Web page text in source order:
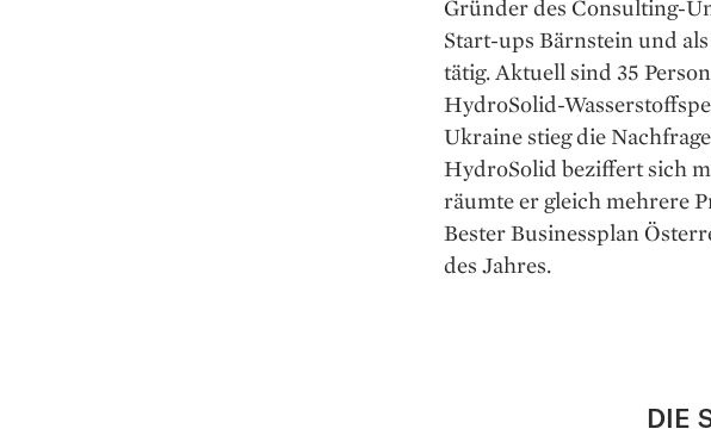
Gründer des Consulting-
Start-ups Bärnstein und
tätig. Aktuell sind 35
HydroSolid-
Ukraine stieg die
HydroSolid beziffert sich
räumte er gleich mehrere
Bester Businessplan
des Jahres.
DIE